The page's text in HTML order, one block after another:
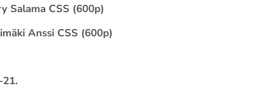
Salama CSS (600p)
Anssi CSS (600p)
21.